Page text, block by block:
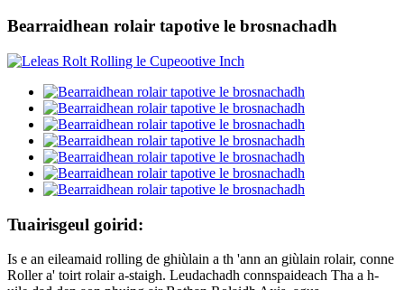
Bearraidhean rolair tapotive le brosnachadh
Tuairisgeul goirid:
Is e an eileamaid rolling de ghiùlain a th 'ann an giùlain rolair, conne
Roller a' toirt rolair a-staigh. Leudachadh connspaideach Tha a h-